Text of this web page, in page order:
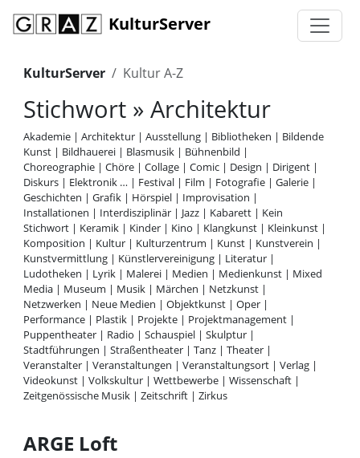
KulturServer
KulturServer Kultur A-Z
Stichwort » Architektur
Akademie |Architektur |Ausstellung | Bibliotheken | Bildende
Kunst | Bildhauerei | Blasmusik | Bühnenbild |
Choreographie |Chöre |Collage |Comic | Design | Dirigent |
Diskurs | Elektronik … | Festival | Film | Fotografie |Galerie |
Geschichten |Grafik | Hörspiel | Improvisation |
Installationen | Interdisziplinär | Jazz | Kabarett | Kein
Stichwort | Keramik | Kinder | Kino | Klangkunst | Kleinkunst |
Komposition | Kultur | Kulturzentrum | Kunst | Kunstverein |
Kunstvermittlung | Künstlervereinigung | Literatur |
Ludotheken | Lyrik | Malerei | Medien | Medienkunst | Mixed
Media | Museum | Musik | Märchen | Netzkunst |
Netzwerken | Neue Medien |Objektkunst |Oper |
Performance | Plastik | Projekte | Projektmanagement |
Puppentheater | Radio |Schauspiel |Skulptur |
Stadtführungen |Straßentheater |Tanz |Theater |
Veranstalter |Veranstaltungen |Veranstaltungsort |Verlag |
Videokunst |Volkskultur |Wettbewerbe |Wissenschaft |
Zeitgenössische Musik |Zeitschrift |Zirkus
ARGE Loft